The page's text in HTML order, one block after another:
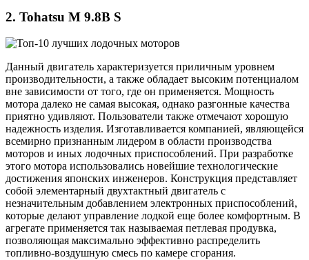
2. Tohatsu M 9.8B S
Данный двигатель характеризуется приличным уровнем
производительности, а также обладает высоким потенциалом
вне зависимости от того, где он применяется. Мощность
мотора далеко не самая высокая, однако разгонные качества
приятно удивляют. Пользователи также отмечают хорошую
надежность изделия. Изготавливается компанией, являющейся
всемирно признанным лидером в области производства
моторов и иных лодочных приспособлений. При разработке
этого мотора использовались новейшие технологические
достижения японских инженеров. Конструкция представляет
собой элементарный двухтактный двигатель с
незначительным добавлением электронных приспособлений,
которые делают управление лодкой еще более комфортным. В
агрегате применяется так называемая петлевая продувка,
позволяющая максимально эффективно распределить
топливно-воздушную смесь по камере сгорания.